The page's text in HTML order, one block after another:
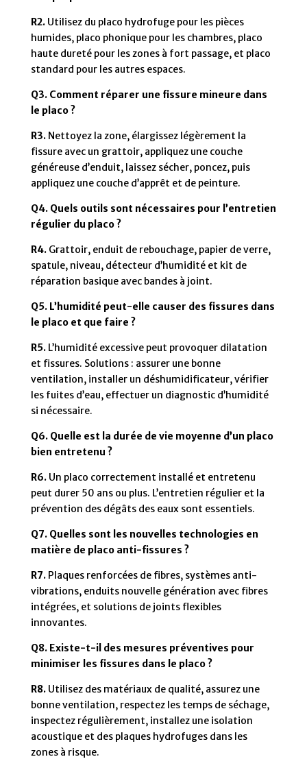
R2.Utilisez du placo hydrofuge pour les pièces
humides, placo phonique pour les chambres, placo
haute dureté pour les zones à fort passage, et placo
standard pour les autres espaces.
Q3. Comment réparer une fissure mineure dans
le placo ?
R3.Nettoyez la zone, élargissez légèrement la
fissure avec un grattoir, appliquez une couche
généreuse d’enduit, laissez sécher, poncez, puis
appliquez une couche d’apprêt et de peinture.
Q4. Quels outils sont nécessaires pour l’entretien
régulier du placo ?
R4.Grattoir, enduit de rebouchage, papier de verre,
spatule, niveau, détecteur d’humidité et kit de
réparation basique avec bandes à joint.
Q5. L’humidité peut-elle causer des fissures dans
le placo et que faire ?
R5.L’humidité excessive peut provoquer dilatation
et fissures. Solutions : assurer une bonne
ventilation, installer un déshumidificateur, vérifier
les fuites d’eau, effectuer un diagnostic d’humidité
si nécessaire.
Q6. Quelle est la durée de vie moyenne d’un placo
bien entretenu ?
R6.Un placo correctement installé et entretenu
peut durer 50 ans ou plus. L’entretien régulier et la
prévention des dégâts des eaux sont essentiels.
Q7. Quelles sont les nouvelles technologies en
matière de placo anti-fissures ?
R7.Plaques renforcées de fibres, systèmes anti-
vibrations, enduits nouvelle génération avec fibres
intégrées, et solutions de joints flexibles
innovantes.
Q8. Existe-t-il des mesures préventives pour
minimiser les fissures dans le placo ?
R8.Utilisez des matériaux de qualité, assurez une
bonne ventilation, respectez les temps de séchage,
inspectez régulièrement, installez une isolation
acoustique et des plaques hydrofuges dans les
zones à risque.